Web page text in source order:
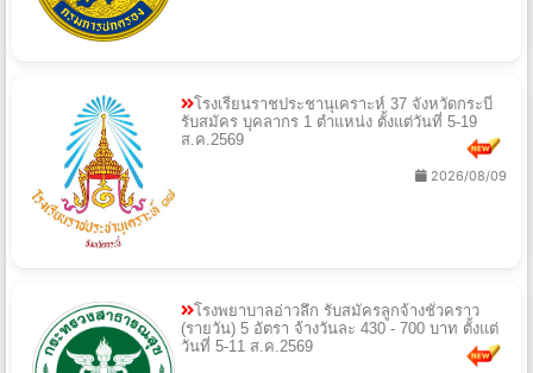
โรงเรียนราชประชานุเคราะห์ 37 จังหวัดกระบี่
รับสมัคร บุคลากร 1 ตำแหน่ง ตั้งแต่วันที่ 5-19
ส.ค.2569
2026/08/09
โรงพยาบาลอ่าวลึก รับสมัครลูกจ้างชั่วคราว
(รายวัน) 5 อัตรา จ้างวันละ 430 - 700 บาท ตั้งแต่
วันที่ 5-11 ส.ค.2569